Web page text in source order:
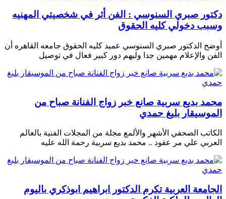
دكتور صبري السنوسي : الفن أثر في شخصيتي المهنيه
وسبب دخولي كليه الحقوق
أوضح الدكتور صبري السنوسي عميد كليه الحقوق جامعه القاهره أن
الفن والإعلام مهمين جدا وليهم دور كبير فعال في توصيل
محمد بديع سربية صانع خبر زواج الفنانة صباح من
الموسيقار بليغ حمدي
الكاتب الصحفي الأشهر والألمع مجلة من المجلات الفنية بالعالم
العربي علي مر عقود .. محمد بديع سربية رحمة الله عليه
الجامعة العربية تكرم الدكتور ابراهيم ابوذكري باليوم